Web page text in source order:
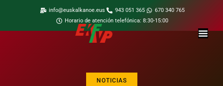
info@euskalkanoe.eus 943 051 365
670 340 765
Horario de atención telefónica: 8:30-15:00
NOTICIAS